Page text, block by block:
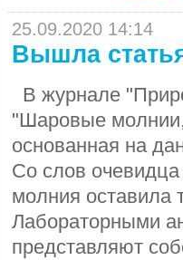
25.09.2020 14:14
Вышла
В журнале
"Шаровые
основанная на
Со слов
молния оставила
Лабораторными
представляют